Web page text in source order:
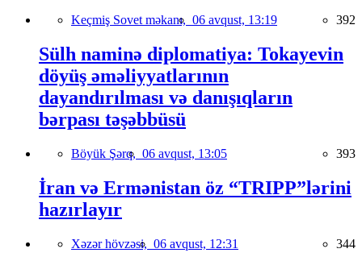
Keçmiş Sovet məkanı, 06 avqust, 13:19 392
Sülh naminə diplomatiya: Tokayevin
döyüş əməliyyatlarının
dayandırılması və danışıqların
bərpası təşəbbüsü
Böyük Şərq, 06 avqust, 13:05 393
İran və Ermənistan öz “TRIPP”lərini
hazırlayır
Xəzər hövzəsi, 06 avqust, 12:31 344